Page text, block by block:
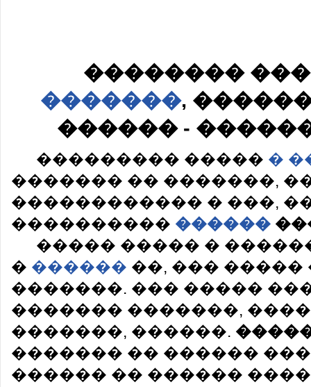
��������
�������,
������ -
��������� ����� �
������� �� �������,
������������ � ���,
���������� ������
����� ����� �
� ������ ��, ��� �����
�������. ��� �����
������� �������,
�������, ������.
������� �� ������
������ �� ������